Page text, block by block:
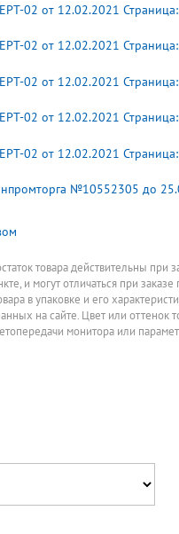
02 от 12.02.2021
02 от 12.02.2021
02 от 12.02.2021
02 от 12.02.2021
02 от 12.02.2021
№10552305 до
товара действительны при
и могут отличаться при
в упаковке и его
на сайте. Цвет или
монитора или